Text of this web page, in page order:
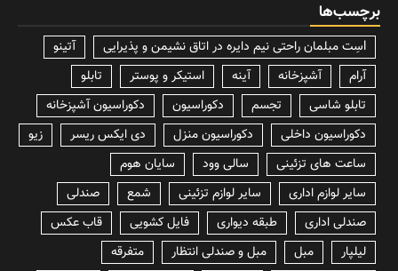
برچسب‌ها
lسِت مبلمان راحتی نیم دایره در اتاق نشیمن و پذیرایی
آتینو
آرام
آشپزخانه آینه استیکر و پوستر
تابلو
تابلو شاسی
تجسم دکوراسیون
دکوراسیون آشپزخانه
دکوراسیون داخلی
دکوراسیون منزل دی ایکس ریسر
زیو
ساعت های تزئینی
سالی وود
سایان هوم
سایر لوازم اداری
سایر لوازم تزئینی شمع
صندلی
صندلی اداری
طبقه دیواری فایل کشویی
قاب عکس
لیلپار
مبل مبل و صندلی انتظار
متفرقه